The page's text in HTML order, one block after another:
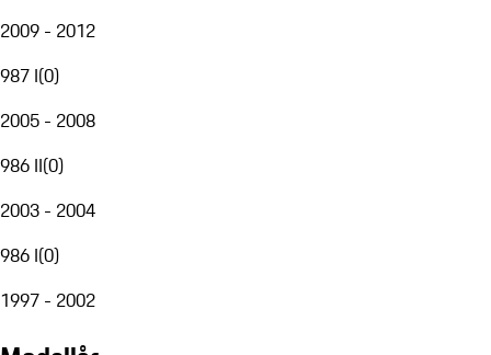
2009 - 2012
987 I(0)
2005 - 2008
986 II(0)
2003 - 2004
986 I(0)
1997 - 2002